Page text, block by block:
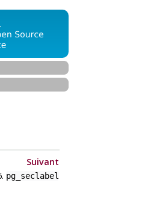
Suivant
pg_seclabel